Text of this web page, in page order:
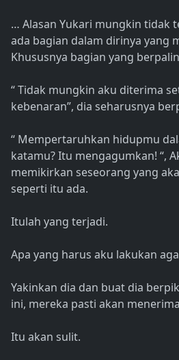
… Alasan Yukari mungkin tidak
ada bagian dalam dirinya yang
Khususnya bagian yang
“ Tidak mungkin aku diterima
kebenaran”, dia seharusnya
“ Mempertaruhkan hidupmu
katamu? Itu mengagumkan! “,
memikirkan seseorang yang
seperti itu ada.
Itulah yang terjadi.
Apa yang harus aku lakukan
Yakinkan dia dan buat dia
ini, mereka pasti akan
Itu akan sulit.